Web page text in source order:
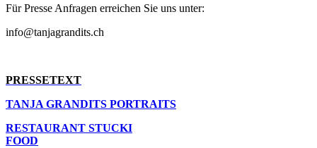
Für Presse Anfragen erreichen Sie uns unter:
info@tanjagrandits.ch
PRESSETEXT
TANJA GRANDITS PORTRAITS
RESTAURANT STUCKI
FOOD